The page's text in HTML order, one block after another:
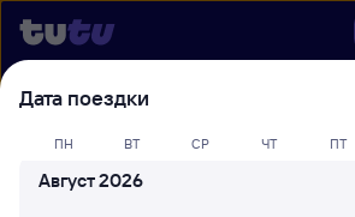
Выберите день, чтобы
билеты Нижний
Воркута
Дата поездки
ПН ВТ СР ЧТ ПТ
Август 2026